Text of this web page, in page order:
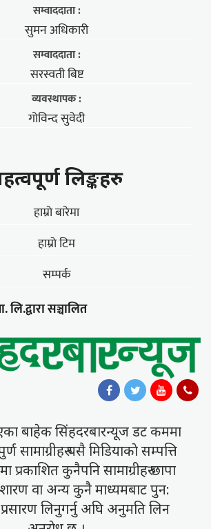
सम्वाददाता :
सुमन अधिकारी
सम्वाददाता :
सरस्वती बिष्ट
व्यवस्थापक :
गोविन्द सुवेदी
लिङ्कहरु
हाम्राे बारेमा
हाम्राे टिम
सम्पर्क
लि.द्वारा सञ्चालित
बाहेक सिंहदरबारन्यूज डट कममा
सामाग्रीहरु यसै मिडियाकाे सम्पत्ति
कुनैपनि सामाग्रीहरु छापा
वा अन्य कुनै माध्यमबाट पुन:
लिनुगर्नु अघि अनुमति लिन